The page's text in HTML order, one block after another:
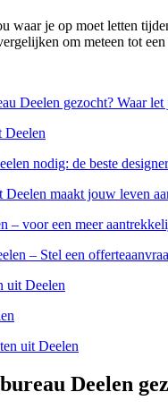
waar je op moet letten
om meteen tot
Deelen gezocht? Waar let
Deelen
nodig: de beste
Deelen maakt jouw leven
– voor een meer
– Stel een
uit Deelen
uit Deelen
Deelen